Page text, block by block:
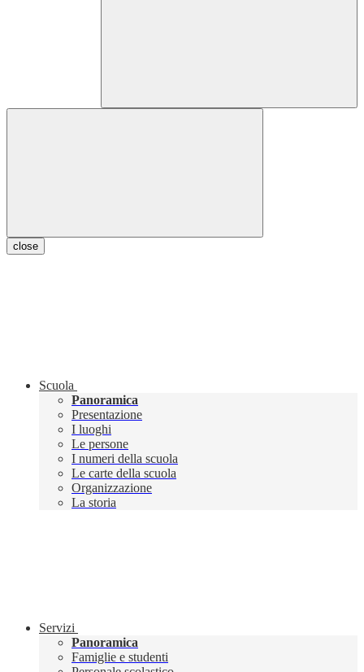
close
Scuola
Panoramica
Presentazione
I luoghi
Le persone
I numeri della scuola
Le carte della scuola
Organizzazione
La storia
Servizi
Panoramica
Famiglie e studenti